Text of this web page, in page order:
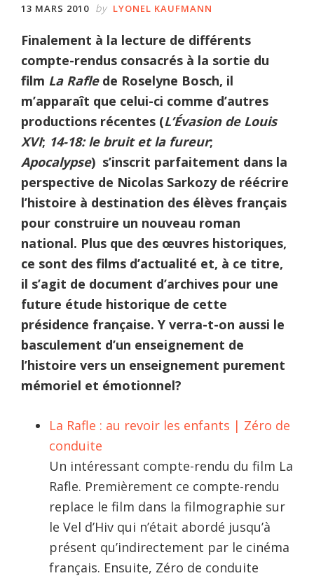
13 MARS 2010 by LYONEL KAUFMANN
Finalement à la lecture de différents
compte-rendus consacrés à la sortie du
film La Raflede Roselyne Bosch, il
m’apparaît que celui-ci comme d’autres
productions récentes (L’Évasion de Louis
XVI; 14-18: le bruit et la fureur;
Apocalypse) s’inscrit parfaitement dans la
perspective de Nicolas Sarkozy de réécrire
l’histoire à destination des élèves français
pour construire un nouveau roman
national. Plus que des œuvres historiques,
ce sont des films d’actualité et, à ce titre,
il s’agit de document d’archives pour une
future étude historique de cette
présidence française. Y verra-t-on aussi le
basculement d’un enseignement de
l’histoire vers un enseignement purement
mémoriel et émotionnel?
La Rafle : au revoir les enfants | Zéro de
conduite
Un intéressant compte-rendu du film La
Rafle. Premièrement ce compte-rendu
replace le film dans la filmographie sur
le Vel d’Hiv qui n’était abordé jusqu’à
présent qu’indirectement par le cinéma
français. Ensuite, Zéro de conduite